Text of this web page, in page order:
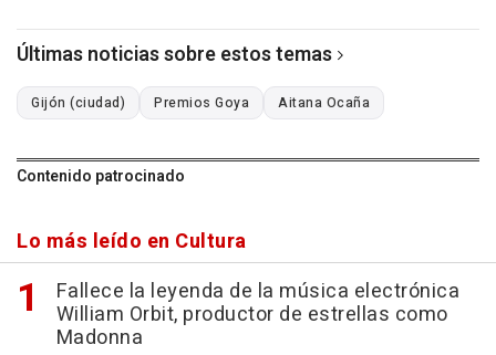
Últimas noticias sobre estos temas
Gijón (ciudad) Premios Goya Aitana Ocaña
Contenido patrocinado
Lo más leído en Cultura
Fallece la leyenda de la música electrónica
William Orbit, productor de estrellas como
Madonna